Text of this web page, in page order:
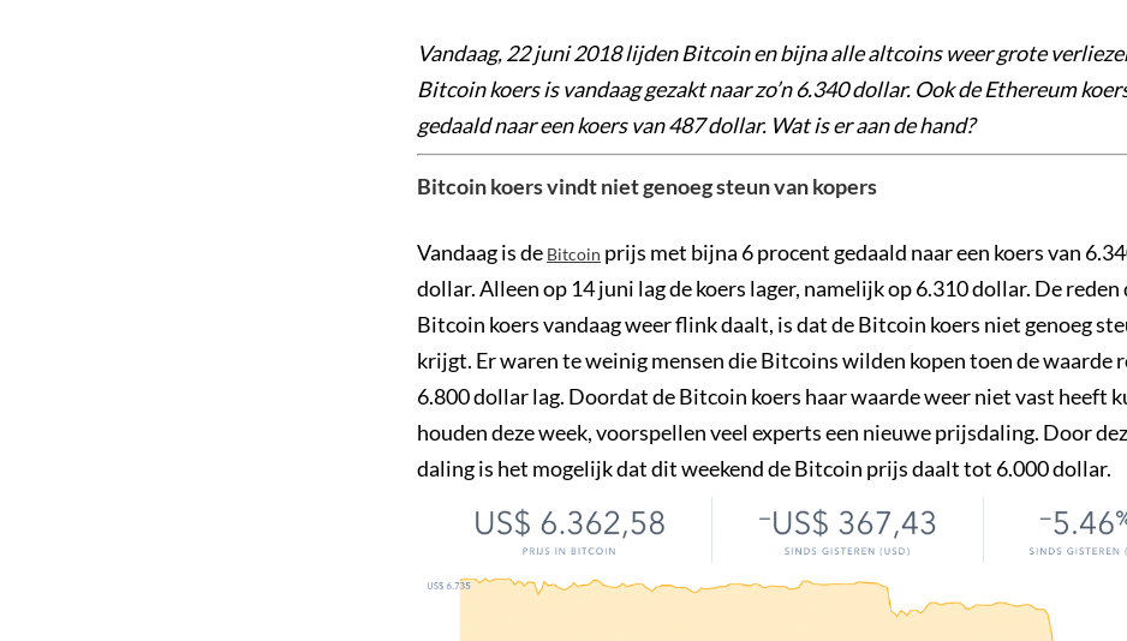
Vandaag, 22 juni 2018 lijden Bitcoin en bijna alle altcoins weer grote
Bitcoin koers is vandaag gezakt naar zo’n 6.340 dollar. Ook de Ethereum
gedaald naar een koers van 487 dollar. Wat is er aan de hand?
Bitcoin koers vindt niet genoeg steun van kopers
Vandaag is de Bitcoin prijs met bijna 6 procent gedaald naar een koers van
dollar. Alleen op 14 juni lag de koers lager, namelijk op 6.310 dollar. De reden
Bitcoin koers vandaag weer flink daalt, is dat de Bitcoin koers niet genoeg
krijgt. Er waren te weinig mensen die Bitcoins wilden kopen toen de waarde
6.800 dollar lag. Doordat de Bitcoin koers haar waarde weer niet vast heeft
houden deze week, voorspellen veel experts een nieuwe prijsdaling. Door
daling is het mogelijk dat dit weekend de Bitcoin prijs daalt tot 6.000 dollar.